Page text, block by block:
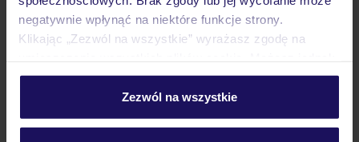
negatywnie wpłynąć na niektóre funkcje strony.
Klikając „Zezwól na wszystkie” wyrażasz zgodę na
personalizować swój wybór wchodząc w zakładkę
Szczegółowe informacje o plikach cookie znajdziesz
Zezwól na wszystkie
Ważne informacje